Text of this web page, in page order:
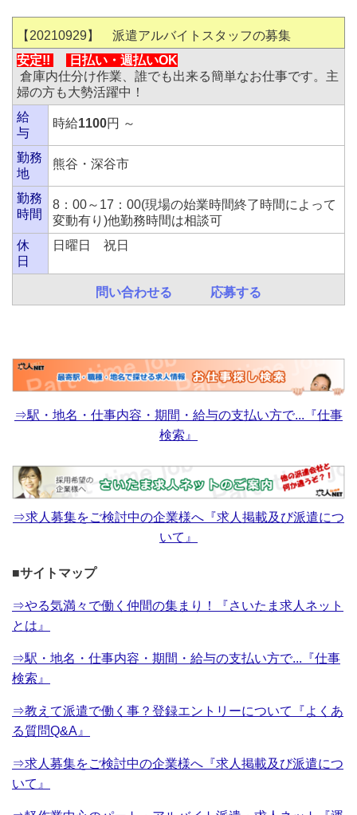
【20210929】 派遣アルバイトスタッフの募集
安定!!
日払い・ 週払いOK
倉庫内仕分け作業、誰でも出来る簡単なお仕事です。主
婦の方も大勢活躍中！
給
与
時給1100円 ～
勤務
地
熊谷・深谷市
勤務
時間
8：00～17：00(現場の始業時間終了時間によって
変動有り)他勤務時間は相談可
休
日
日曜日 祝日
問い合わせる 応募する
⇒駅・地名・仕事内容・期間・給与の支払い方で...『仕事
検索』
⇒求人募集をご検討中の企業様へ『求人掲載及び派遣につ
いて』
■サイトマップ
⇒やる気満々で働く仲間の集まり！『さいたま求人ネット
とは』
⇒駅・地名・仕事内容・期間・給与の支払い方で...『仕事
検索』
⇒教えて派遣で働く事？登録エントリーについて『よくあ
る質問Q&A』
⇒求人募集をご検討中の企業様へ『求人掲載及び派遣につ
いて』